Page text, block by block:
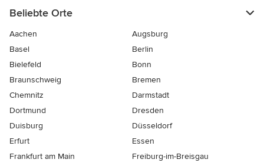
Beliebte Orte
Aachen
Augsburg
Basel
Berlin
Bielefeld
Bonn
Braunschweig
Bremen
Chemnitz
Darmstadt
Dortmund
Dresden
Duisburg
Düsseldorf
Erfurt
Essen
Frankfurt am Main
Freiburg-im-Breisgau